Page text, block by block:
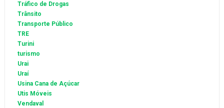
Tráfico de Drogas
Trânsito
Transporte Público
TRE
Turini
turismo
Urai
Uraí
Usina Cana de Açúcar
Utis Móveis
Vendaval